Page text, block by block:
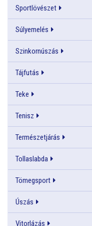
Sportlövészet
Súlyemelés
Szinkornúszás
Tájfutás
Teke
Tenisz
Természetjárás
Tollaslabda
Tömegsport
Úszás
Vitorlázás